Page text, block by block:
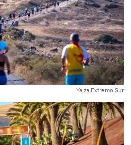
Yaiza Extremo Sur